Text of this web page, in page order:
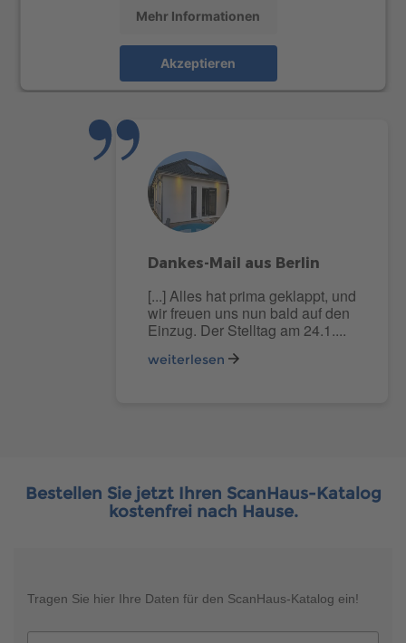
Mehr Informationen
Akzeptieren
powered byUsercentrics Consent Management
Dankes-Mail aus Berlin
[...] Alles hat prima geklappt, und
wir freuen uns nun bald auf den
Einzug. Der Stelltag am 24.1....
weiterlesen
Bestellen Sie jetzt Ihren ScanHaus-Katalog
kostenfrei nach Hause.
Tragen Sie hier Ihre Daten für den ScanHaus-Katalog ein!